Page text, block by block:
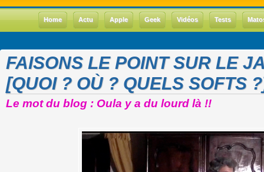
Home Actu Apple Geek Vidéos Tests
FAISONS LE POINT SUR LE
[QUOI ? OÙ ? QUELS SOFTS
Le mot du blog : Oula y a du lourd là !!